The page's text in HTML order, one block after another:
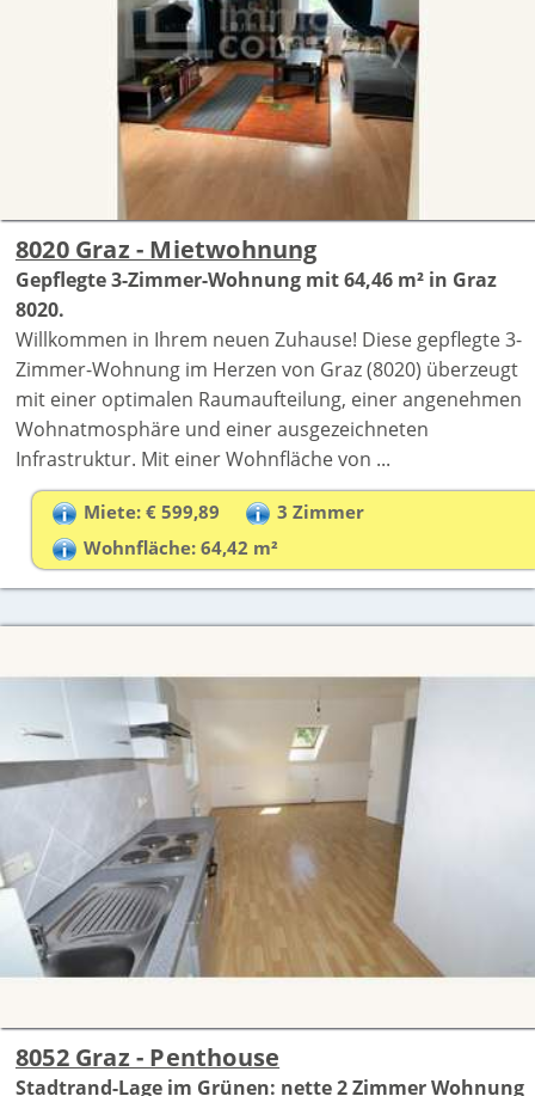
8020 Graz - Mietwohnung
Gepflegte 3-Zimmer-Wohnung mit 64,46 m² in Graz
8020.
Willkommen in Ihrem neuen Zuhause! Diese gepflegte 3-
Zimmer-Wohnung im Herzen von Graz (8020) überzeugt
mit einer optimalen Raumaufteilung, einer angenehmen
Wohnatmosphäre und einer ausgezeichneten
Infrastruktur. Mit einer Wohnfläche von ...
Miete: € 599,89
3 Zimmer
Wohnfläche: 64,42 m²
8052 Graz - Penthouse
Stadtrand-Lage im Grünen: nette 2 Zimmer Wohnung